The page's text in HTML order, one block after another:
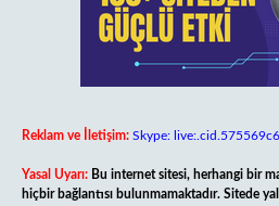
Reklam ve İletişim: Skype:
Yasal Uyarı: Bu internet sitesi, herhangi bir
hiçbir bağlantısı bulunmamaktadır. Sitede